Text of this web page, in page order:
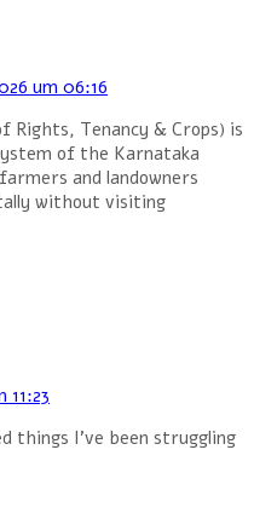
um 06:16
Rights, Tenancy & Crops) is
of the Karnataka
and landowners
without visiting
things I’ve been struggling